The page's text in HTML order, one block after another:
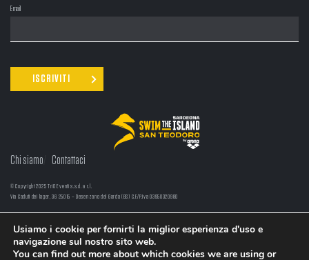
Email
Chi siamo Contattaci
© Copyright 2025 TriO Eventi s.s.d. a r.l.
Via Caduti dei lager, 36 25015 – Desenzano del Garda (BS) C.F./P.Iva 03950320980
LINGUA: EN/IT
Usiamo i cookie per fornirti la miglior esperienza d'uso e
navigazione sul nostro sito web.
You can find out more about which cookies we are using or